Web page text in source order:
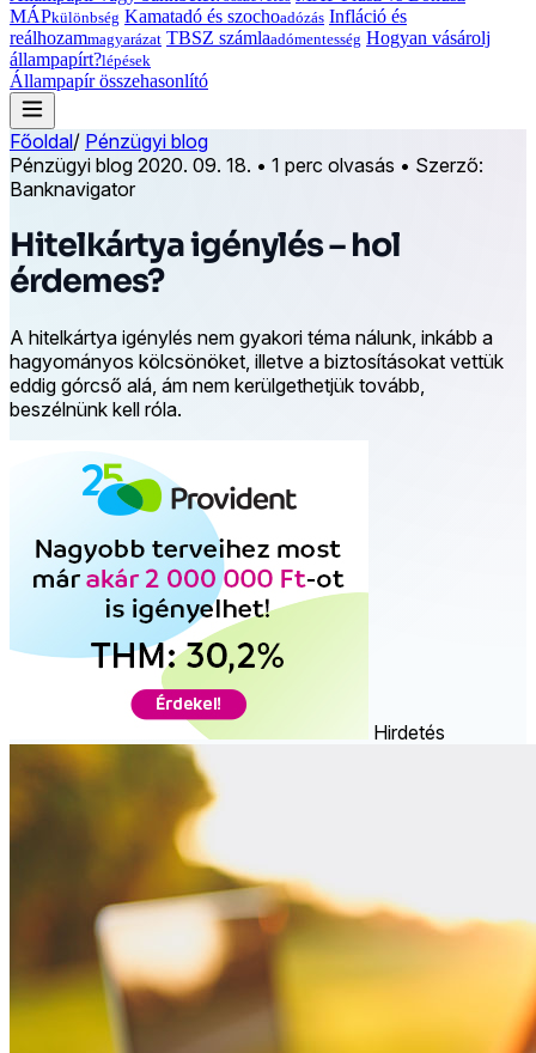
MÁPkülönbség Kamatadó és szochoadózás Infláció és
reálhozammagyarázat TBSZ számlaadómentesség Hogyan vásárolj
állampapírt?lépések
Állampapír összehasonlító
Főoldal/ Pénzügyi blog
Pénzügyi blog 2020. 09. 18. • 1 perc olvasás • Szerző:
Banknavigator
Hitelkártya igénylés – hol
érdemes?
A hitelkártya igénylés nem gyakori téma nálunk, inkább a
hagyományos kölcsönöket, illetve a biztosításokat vettük
eddig górcső alá, ám nem kerülgethetjük tovább,
beszélnünk kell róla.
Hirdetés